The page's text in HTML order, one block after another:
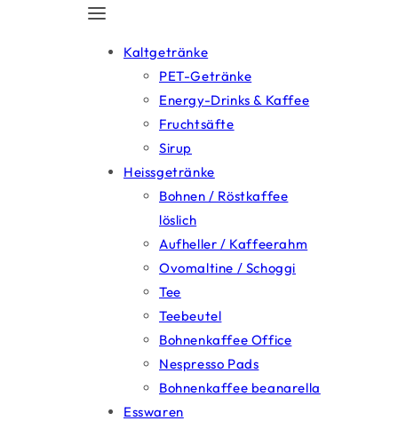
Kaltgetränke
PET-Getränke
Energy-Drinks & Kaffee
Fruchtsäfte
Sirup
Heissgetränke
Bohnen / Röstkaffee
löslich
Aufheller / Kaffeerahm
Ovomaltine / Schoggi
Tee
Teebeutel
Bohnenkaffee Office
Nespresso Pads
Bohnenkaffee beanarella
Esswaren